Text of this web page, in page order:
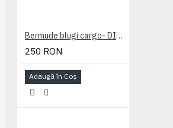
Bermude blugi cargo- DITO B - MID USED - 2XL 3XL 4XL 5XL 6XL 7XL
250 RON
Adaugă în Coş